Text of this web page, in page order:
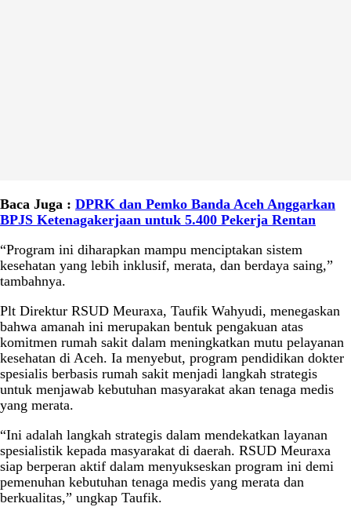
Baca Juga : DPRK dan Pemko Banda Aceh Anggarkan
BPJS Ketenagakerjaan untuk 5.400 Pekerja Rentan
“Program ini diharapkan mampu menciptakan sistem
kesehatan yang lebih inklusif, merata, dan berdaya saing,”
tambahnya.
Plt Direktur RSUD Meuraxa, Taufik Wahyudi, menegaskan
bahwa amanah ini merupakan bentuk pengakuan atas
komitmen rumah sakit dalam meningkatkan mutu pelayanan
kesehatan di Aceh. Ia menyebut, program pendidikan dokter
spesialis berbasis rumah sakit menjadi langkah strategis
untuk menjawab kebutuhan masyarakat akan tenaga medis
yang merata.
“Ini adalah langkah strategis dalam mendekatkan layanan
spesialistik kepada masyarakat di daerah. RSUD Meuraxa
siap berperan aktif dalam menyukseskan program ini demi
pemenuhan kebutuhan tenaga medis yang merata dan
berkualitas,” ungkap Taufik.